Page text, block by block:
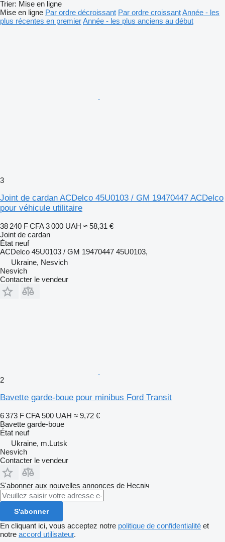
Trier: Mise en ligne
Mise en ligne Par ordre décroissant Par ordre croissantAnnée - les
plus récentes en premierAnnée - les plus anciens au début
3
Joint de cardan ACDelco 45U0103 / GM 19470447 ACDelco
pour véhicule utilitaire
38 240 F CFA 3 000 UAH ≈ 58,31 €
Joint de cardan
État neuf
ACDelco 45U0103 / GM 19470447 45U0103,
Ukraine, Nesvich
Nesvich
Contacter le vendeur
2
Bavette garde-boue pour minibus Ford Transit
6 373 F CFA 500 UAH ≈ 9,72 €
Bavette garde-boue
État neuf
Ukraine, m.Lutsk
Nesvich
Contacter le vendeur
S'abonner aux nouvelles annonces de Несвіч
S'abonner
En cliquant ici, vous acceptez notre politique de confidentialité et
notre accord utilisateur.